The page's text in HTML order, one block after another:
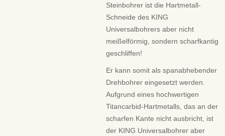
Steinbohrer ist die Hartmetall-
Schneide des KING
Universalbohrers aber nicht
meißelförmig, sondern scharfkantig
geschliffen!
Er kann somit als spanabhebender
Drehbohrer eingesetzt werden.
Aufgrund eines hochwertigen
Titancarbid-Hartmetalls, das an der
scharfen Kante nicht ausbricht, ist
der KING Universalbohrer aber